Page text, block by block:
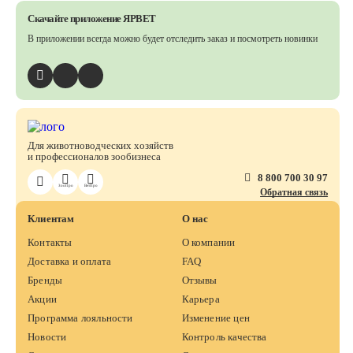
ЗооПро ВетПро
Для животноводческих хозяйств
и профессионалов зообизнеса
8 800 700 30 97
Обратная связь
Клиентам
Контакты
Доставка и оплата
Бренды
Акции
Программа лояльности
Новости
О нас
О компании
FAQ
Отзывы
Карьера
Изменение цен
Контроль качества
Скачайте приложение ЯРВЕТ
В приложении всегда можно будет отследить заказ и посмотреть новинки